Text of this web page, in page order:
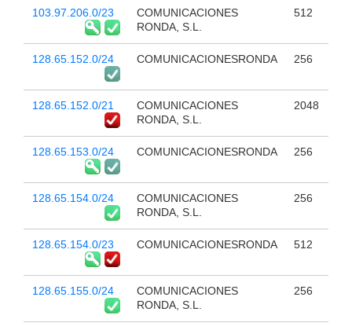
103.97.206.0/23
COMUNICACIONES
RONDA, S.L.
512
128.65.152.0/24 COMUNICACIONESRONDA 256
128.65.152.0/21
COMUNICACIONES
RONDA, S.L.
2048
128.65.153.0/24 COMUNICACIONESRONDA 256
128.65.154.0/24
COMUNICACIONES
RONDA, S.L.
256
128.65.154.0/23 COMUNICACIONESRONDA 512
128.65.155.0/24
COMUNICACIONES
RONDA, S.L.
256